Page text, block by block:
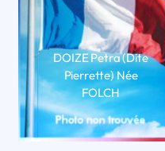
DOIZE Petra (dite
Pierrette) Née
FOLCH
LIRE LA BIO